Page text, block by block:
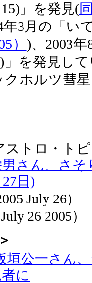
」を発見(
年3月の「い
） )、2003
)」を発見し
ホルツ彗
ストロ・ト
さん、さ
27日)
July 26）
26 2005）
垣公一さん
に